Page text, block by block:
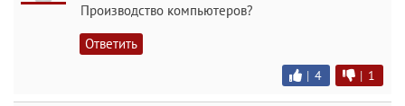
Производство компьютеров?
Ответить
| 4 | 1